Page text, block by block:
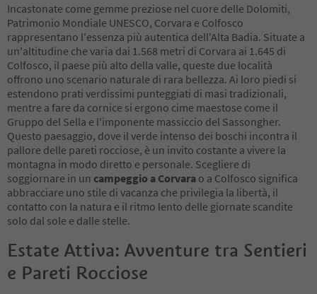
Incastonate come gemme preziose nel cuore delle Dolomiti,
Patrimonio Mondiale UNESCO, Corvara e Colfosco
rappresentano l'essenza più autentica dell'Alta Badia. Situate a
un'altitudine che varia dai 1.568 metri di Corvara ai 1.645 di
Colfosco, il paese più alto della valle, queste due località
offrono uno scenario naturale di rara bellezza. Ai loro piedi si
estendono prati verdissimi punteggiati di masi tradizionali,
mentre a fare da cornice si ergono cime maestose come il
Gruppo del Sella e l'imponente massiccio del Sassongher.
Questo paesaggio, dove il verde intenso dei boschi incontra il
pallore delle pareti rocciose, è un invito costante a vivere la
montagna in modo diretto e personale. Scegliere di
soggiornare in un campeggio a Corvara o a Colfosco significa
abbracciare uno stile di vacanza che privilegia la libertà, il
contatto con la natura e il ritmo lento delle giornate scandite
solo dal sole e dalle stelle.
Estate Attiva: Avventure tra Sentieri
e Pareti Rocciose